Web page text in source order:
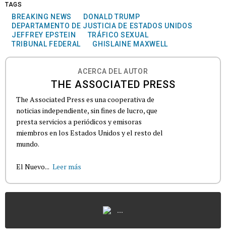
TAGS
BREAKING NEWS
DONALD TRUMP
DEPARTAMENTO DE JUSTICIA DE ESTADOS UNIDOS
JEFFREY EPSTEIN
TRÁFICO SEXUAL
TRIBUNAL FEDERAL
GHISLAINE MAXWELL
ACERCA DEL AUTOR
THE ASSOCIATED PRESS
The Associated Press es una cooperativa de
noticias independiente, sin fines de lucro, que
presta servicios a periódicos y emisoras
miembros en los Estados Unidos y el resto del
mundo.
El Nuevo... Leer más
...